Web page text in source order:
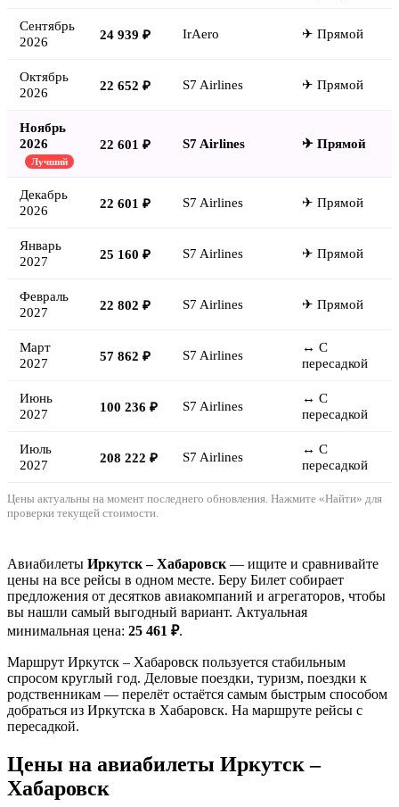
Сентябрь
2026
24 939 ₽ IrAero ✈ Прямой
Октябрь
2026
22 652 ₽ S7 Airlines ✈ Прямой
Ноябрь
2026
Лучший
22 601 ₽ S7 Airlines ✈ Прямой
Декабрь
2026
22 601 ₽ S7 Airlines ✈ Прямой
Январь
2027
25 160 ₽ S7 Airlines ✈ Прямой
Февраль
2027
22 802 ₽ S7 Airlines ✈ Прямой
Март
2027
57 862 ₽ S7 Airlines
↔ С
пересадкой
Июнь
2027
100 236 ₽ S7 Airlines
↔ С
пересадкой
Июль
2027
208 222 ₽ S7 Airlines
↔ С
пересадкой
Цены актуальны на момент последнего обновления. Нажмите «Найти» для
проверки текущей стоимости.
Авиабилеты Иркутск – Хабаровск— ищите и сравнивайте
цены на все рейсы в одном месте. Беру Билет собирает
предложения от десятков авиакомпаний и агрегаторов, чтобы
вы нашли самый выгодный вариант. Актуальная
минимальная цена: 25 461 ₽.
Маршрут Иркутск – Хабаровск пользуется стабильным
спросом круглый год. Деловые поездки, туризм, поездки к
родственникам — перелёт остаётся самым быстрым способом
добраться из Иркутска в Хабаровск. На маршруте рейсы с
пересадкой.
Цены на авиабилеты Иркутск –
Хабаровск